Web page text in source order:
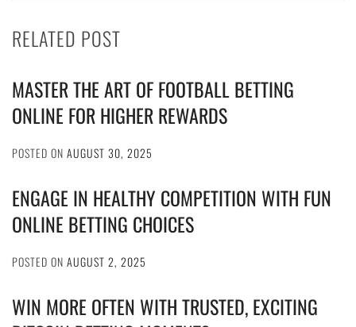
RELATED POST
MASTER THE ART OF FOOTBALL BETTING
ONLINE FOR HIGHER REWARDS
POSTED ON AUGUST 30, 2025
ENGAGE IN HEALTHY COMPETITION WITH FUN
ONLINE BETTING CHOICES
POSTED ON AUGUST 2, 2025
WIN MORE OFTEN WITH TRUSTED, EXCITING